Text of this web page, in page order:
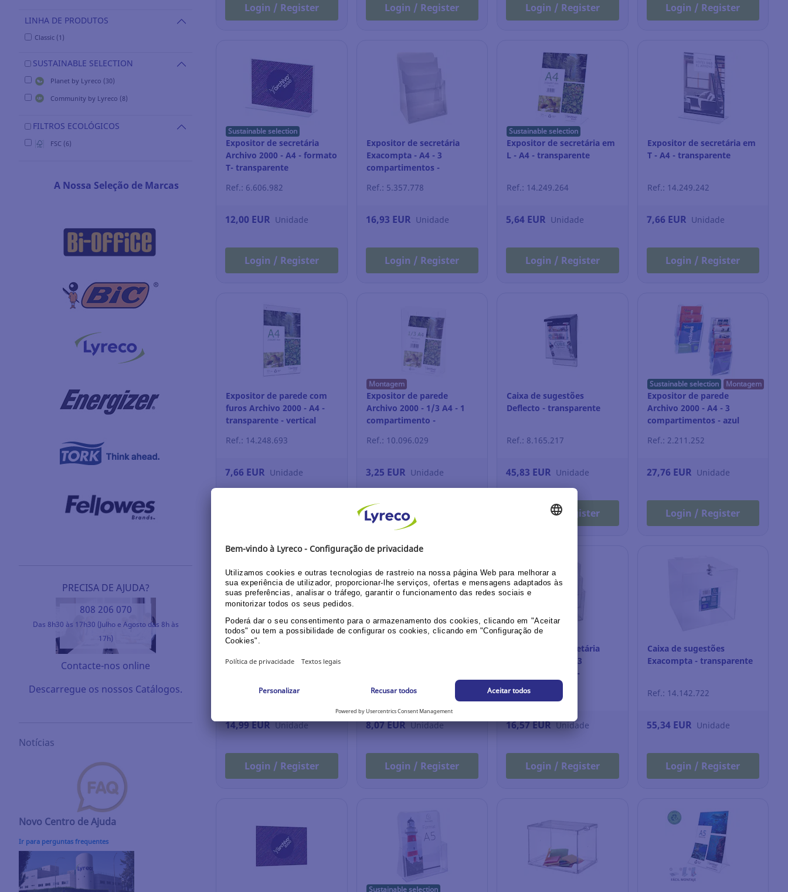
LINHA DE PRODUTOS
Classic (1)
SUSTAINABLE SELECTION
Planet by Lyreco (30)
Community by Lyreco (8)
FILTROS ECOLÓGICOS
FSC (6)
A Nossa Seleção de Marcas
PRECISA DE AJUDA?
808 206 070
Das 8h30 às 17h30 (Julho e Agosto das 8h às
17h)
Contacte-nos online
Descarregue os nossos Catálogos.
Notícias
Novo Centro de Ajuda
Ir para perguntas frequentes
Login / Register Login / Register Login / Register Login / Register
Sustainable selection
Expositor de secretária
Archivo 2000 - A4 - formato
T- transparente
Ref.: 6.606.982
12,00 EUR Unidade
Login / Register
Expositor de secretária
Exacompta - A4 - 3
compartimentos -
Ref.: 5.357.778
16,93 EUR Unidade
Login / Register
Sustainable selection
Expositor de secretária em
L - A4 - transparente
Ref.: 14.249.264
5,64 EUR Unidade
Login / Register
Expositor de secretária em
T - A4 - transparente
Ref.: 14.249.242
7,66 EUR Unidade
Login / Register
Expositor de parede com
furos Archivo 2000 - A4 -
transparente - vertical
Ref.: 14.248.693
7,66 EUR Unidade
Montagem
Expositor de parede
Archivo 2000 - 1/3 A4 - 1
compartimento -
Ref.: 10.096.029
3,25 EUR Unidade
Login / Register
Caixa de sugestões
Deflecto - transparente
Ref.: 8.165.217
45,83 EUR Unidade
Login / Register
Sustainable selection Montagem
Expositor de parede
Archivo 2000 - A4 - 3
compartimentos - azul
Ref.: 2.211.252
27,76 EUR Unidade
Login / Register
Archivo 2000 - A4 -
Ref.: 14.256.086
14,99 EUR Unidade
Login / Register
transparente
Ref.: 4.980.321
8,07 EUR Unidade
Login / Register
Expositor de secretária
Exacompta - A5 - 3
compartimentos -
transparente
Ref.: 9.129.425
16,57 EUR Unidade
Login / Register
Caixa de sugestões
Exacompta - transparente
Ref.: 14.142.722
55,34 EUR Unidade
Login / Register
Sustainable selection